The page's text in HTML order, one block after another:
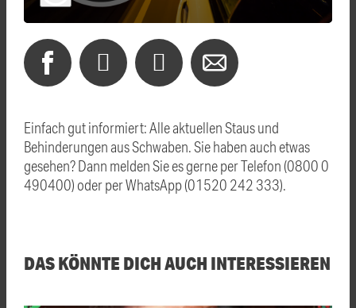
Einfach gut informiert: Alle aktuellen Staus und
Behinderungen aus Schwaben. Sie haben auch etwas
gesehen? Dann melden Sie es gerne per Telefon (0800 0
490400) oder per WhatsApp (01520 242 333).
DAS KÖNNTE DICH AUCH INTERESSIEREN